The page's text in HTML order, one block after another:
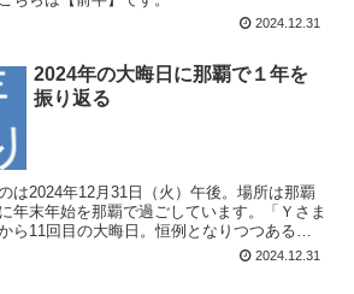
2024.12.31
2024年の大晦日に那覇で１年を
振り返る
は2024年12月31日（火）午後。場所は那覇
年末年始を那覇で過ごしています。「Ｙさま
ら11回目の大晦日。恒例となりつつある
2024.12.31